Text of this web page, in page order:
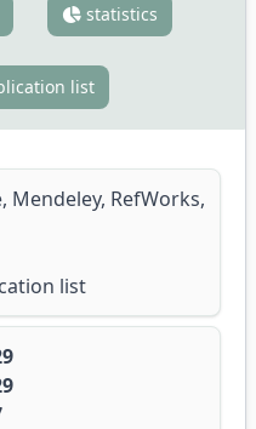
statistics
list
Mendeley, RefWorks,
list